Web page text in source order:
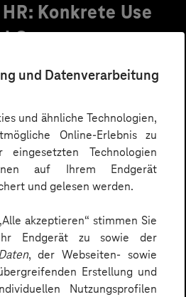
und Datenverarbeitung
und ähnliche Technologien,
Online-Erlebnis zu
Technologien
auf Ihrem Endgerät
und gelesen werden.
akzeptieren“ stimmen Sie
Endgerät zu sowie der
, der Webseiten- sowie
Erstellung und
Nutzungsprofilen
Konkrete Use
Governance
Journey
als Chatbots: Sie
entlang der gesamten
messbaren Business
konkrete Use Cases,
sowie
zu EU AI Act und DSGVO –
Priorisierungsframework